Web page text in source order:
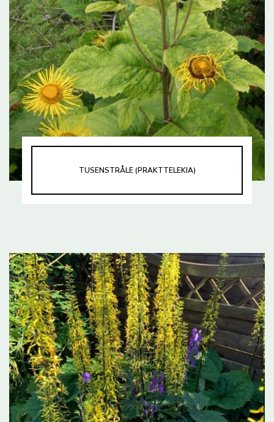
TUSENSTRÅLE (PRAKTTELEKIA)